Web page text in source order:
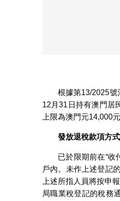
根據第13/2025
12月31日持有澳門居
上限為澳門元14,000
發放退稅款項方式
已於限期前在“收
戶內。未作上述登記
上述所指人員將按申
局職業稅登記的稅務